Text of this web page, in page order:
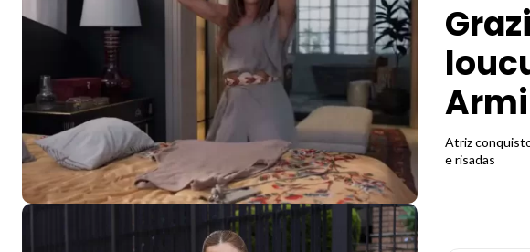
Atriz
e risadas